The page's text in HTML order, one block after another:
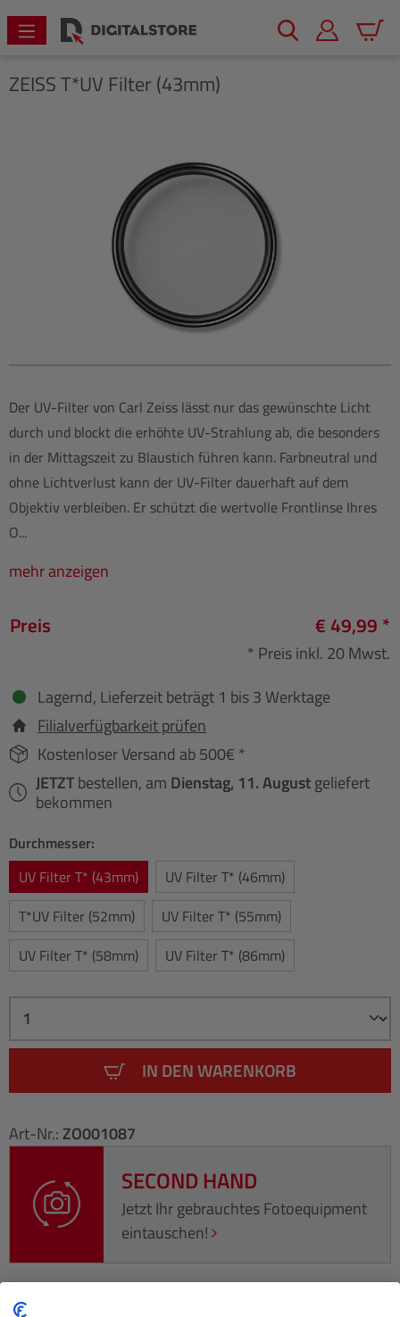
springen
ZEISST*UV Filter (43mm)
Der UV-Filter von Carl Zeiss lässt nur das gewünschte Licht
durch und blockt die erhöhte UV-Strahlung ab, die besonders
in der Mittagszeit zu Blaustich führen kann. Farbneutral und
ohne Lichtverlust kann der UV-Filter dauerhaft auf dem
Objektiv verbleiben. Er schützt die wertvolle Frontlinse Ihres
O...
mehr anzeigen
Preis € 49,99 *
* Preis inkl. 20 Mwst.
Lagernd, Lieferzeit beträgt 1 bis 3 Werktage
Filialverfügbarkeit prüfen
Kostenloser Versand ab 500€ *
JETZTbestellen, am Dienstag, 11. Augustgeliefert
bekommen
Durchmesser:
UV Filter T* (43mm)
UV Filter T* (46mm)
T*UV Filter (52mm)
UV Filter T* (55mm)
UV Filter T* (58mm)
UV Filter T* (86mm)
IN DEN WARENKORB
Art-Nr.: ZO001087
SECOND HAND
Jetzt Ihr gebrauchtes Fotoequipment
eintauschen!